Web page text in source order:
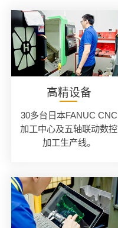
高精设备
30多台日本FANUC CNC
加工中心及五轴联动数控
加工生产线。